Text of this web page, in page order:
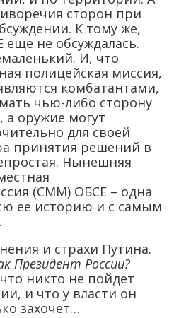
сторон при
К тому же,
не обсуждалась.
И, что
полицейская миссия,
комбатантами,
чью-либо сторону
а оружие могут
для своей
принятия решений в
Нынешняя
(СММ) ОБСЕ – одна
ее историю и с самым
и страхи Путина.
Президент России?
никто не пойдет
и что у власти он
захочет…